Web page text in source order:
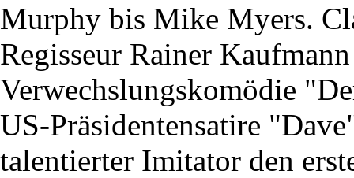
Murphy bis Mike Myers.
Regisseur Rainer
Verwechslungskomödie
US-Präsidentensatire
talentierter Imitator den